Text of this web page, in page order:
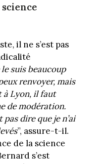
il ne s’est pas
le suis beaucoup
renvoyer, mais
à Lyon, il faut
de modération.
dire que je n’ai
”, assure-t-il.
de la science
s’est